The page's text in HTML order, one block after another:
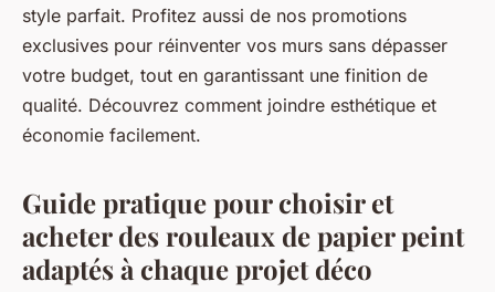
Antoine•14 mai 2025•6 min de lecture
style parfait. Profitez aussi de nos promotions
exclusives pour réinventer vos murs sans dépasser
votre budget, tout en garantissant une finition de
qualité. Découvrez comment joindre esthétique et
économie facilement.
Guide pratique pour choisir et
acheter des rouleaux de papier peint
adaptés à chaque projet déco